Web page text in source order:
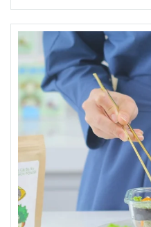
thiết thực của thực vật.
tốt cho sức khỏe?